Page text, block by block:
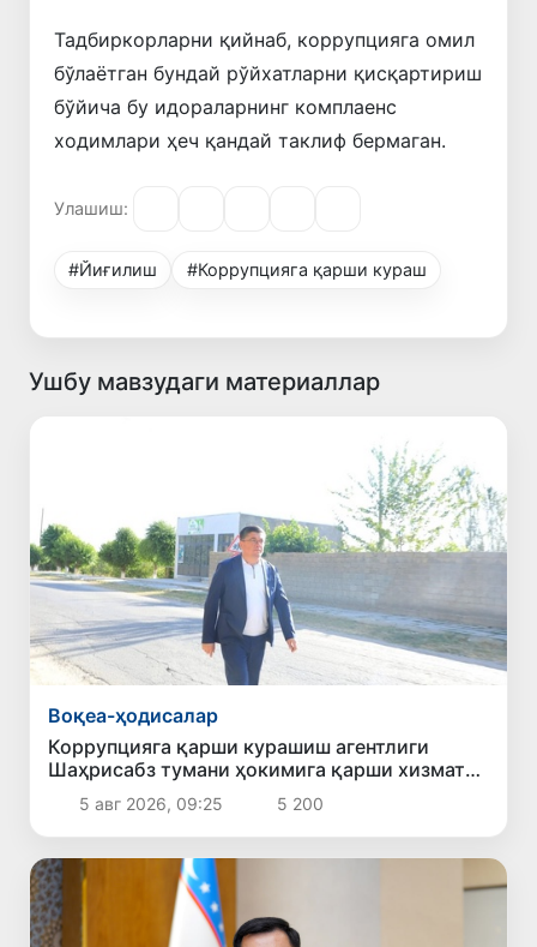
Тадбиркорларни қийнаб, коррупцияга омил
бўлаётган бундай рўйхатларни қисқартириш
бўйича бу идораларнинг комплаенс
ходимлари ҳеч қандай таклиф бермаган.
Улашиш:
#Йиғилиш #Коррупцияга қарши кураш
Ушбу мавзудаги материаллар
Воқеа-ҳодисалар
Коррупцияга қарши курашиш агентлиги
Шаҳрисабз тумани ҳокимига қарши хизмат
текшируви ўтказишни сўради
5 авг 2026, 09:25 5 200